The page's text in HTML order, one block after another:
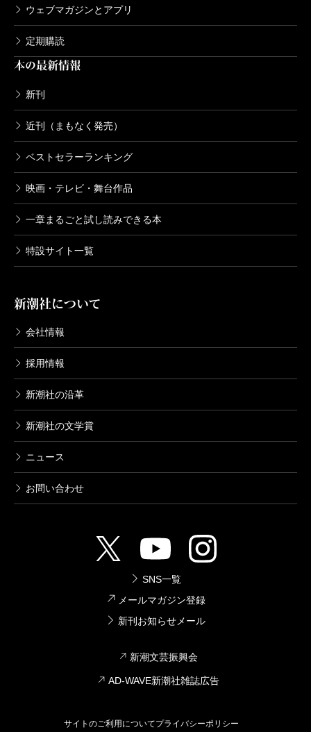
ウェブマガジンとアプリ
定期購読
本の最新情報
新刊
近刊（まもなく発売）
ベストセラーランキング
映画・テレビ・舞台作品
一章まるごと試し読みできる本
特設サイト一覧
新潮社について
会社情報
採用情報
新潮社の沿革
新潮社の文学賞
ニュース
お問い合わせ
SNS一覧
メールマガジン登録
新刊お知らせメール
新潮文芸振興会
AD-WAVE新潮社雑誌広告
サイトのご利用についてプライバシーポリシー